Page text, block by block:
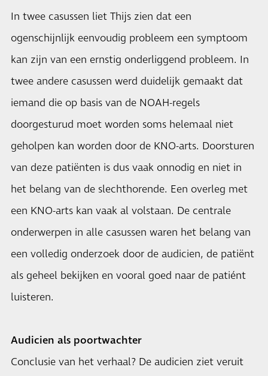
In twee casussen liet Thijs zien dat een
ogenschijnlijk eenvoudig probleem een symptoom
kan zijn van een ernstig onderliggend probleem. In
twee andere casussen werd duidelijk gemaakt dat
iemand die op basis van de NOAH-regels
doorgesturud moet worden soms helemaal niet
geholpen kan worden door de KNO-arts. Doorsturen
van deze patiënten is dus vaak onnodig en niet in
het belang van de slechthorende. Een overleg met
een KNO-arts kan vaak al volstaan. De centrale
onderwerpen in alle casussen waren het belang van
een volledig onderzoek door de audicien, de patiënt
als geheel bekijken en vooral goed naar de patiént
luisteren.
Audicien als poortwachter
Conclusie van het verhaal? De audicien ziet veruit